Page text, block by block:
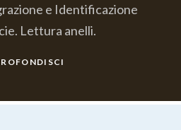
e Identificazione
Lettura anelli.